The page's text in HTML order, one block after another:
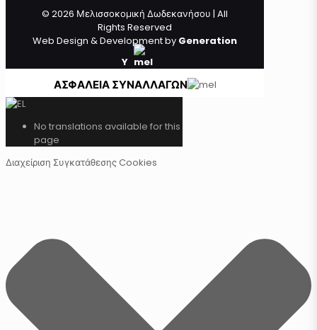
© 2026 Μελισσοκομική Δωδεκανήσου | All
Rights Reserved
Web Design & Development by Generation
Y
ΑΣΦΑΛΕΙΑ ΣΥΝΑΛΛΑΓΩΝ
No translations available for this
page
Διαχείριση Συγκατάθεσης Cookies